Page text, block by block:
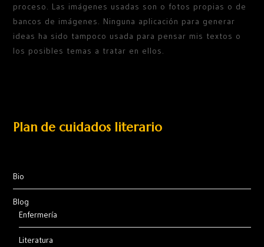
proceso. Las imágenes usadas son o fotos propias o de
bancos de imágenes. Ninguna aplicación para generar
ideas ha sido tampoco usada para pensar mis textos o
los posibles temas a tratar en ellos.
Plan de cuidados literario
Bio
Blog
Enfermería
Literatura